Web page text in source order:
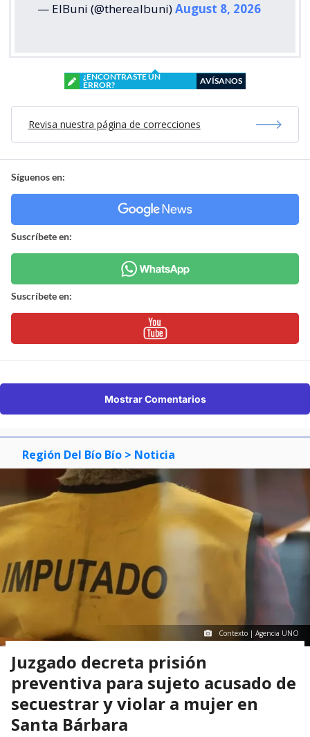
— ElBuni (@therealbuni)August 8, 2026
¿ENCONTRASTE UN
ERROR?
AVÍSANOS
Revisa nuestra página de correcciones
Síguenos en:
Suscríbete en:
Suscríbete en:
Mostrar Comentarios
Región Del Bío Bío > Noticia
Contexto | Agencia UNO
Juzgado decreta prisión
preventiva para sujeto acusado de
secuestrar y violar a mujer en
Santa Bárbara